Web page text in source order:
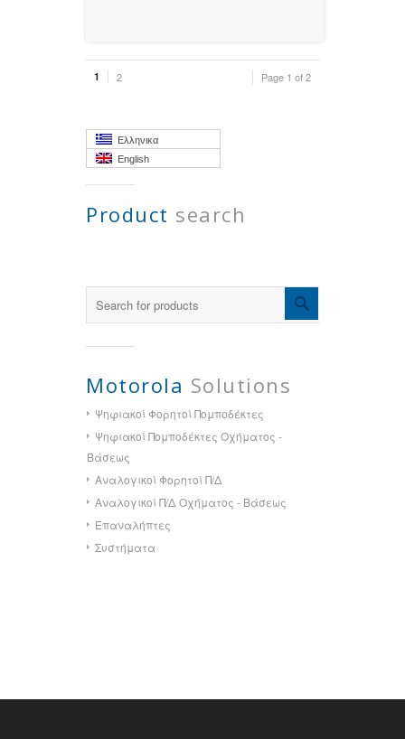
Page 1 of 2
1 2
Ελληνικα
English
Product search
Motorola Solutions
Ψηφιακοί Φορητοί Πομποδέκτες
Ψηφιακοί Πομποδέκτες Οχήματος -
Βάσεως
Αναλογικοί Φορητοί Π/Δ
Αναλογικοί Π/Δ Οχήματος - Βάσεως
Επαναλήπτες
Συστήματα